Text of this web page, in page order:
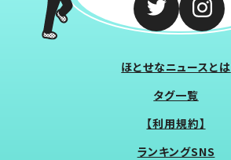
ほとせなニュースとは
タグ一覧
【利用規約】
ランキングSNS